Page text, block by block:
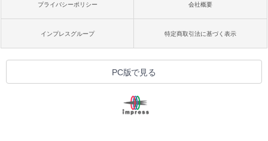
プライバシーポリシー 会社概要
インプレスグループ 特定商取引法に基づく表示
PC版で見る